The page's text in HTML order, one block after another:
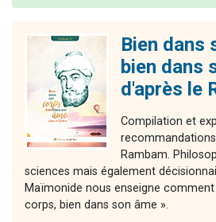
Bien dans
bien dans
d'après le
Compilation et
Rambam.
sciences mais également
Maïmonide nous enseigne
corps, bien dans son âme ».